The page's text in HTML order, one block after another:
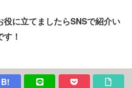
に立てましたらSNSで紹介い
！
B!